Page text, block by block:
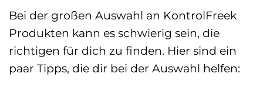
Bei der großen Auswahl an KontrolFreek
Produkten kann es schwierig sein, die
richtigen für dich zu finden. Hier sind ein
paar Tipps, die dir bei der Auswahl helfen: